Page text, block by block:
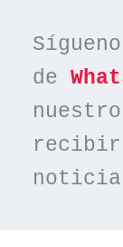
de
nuestro